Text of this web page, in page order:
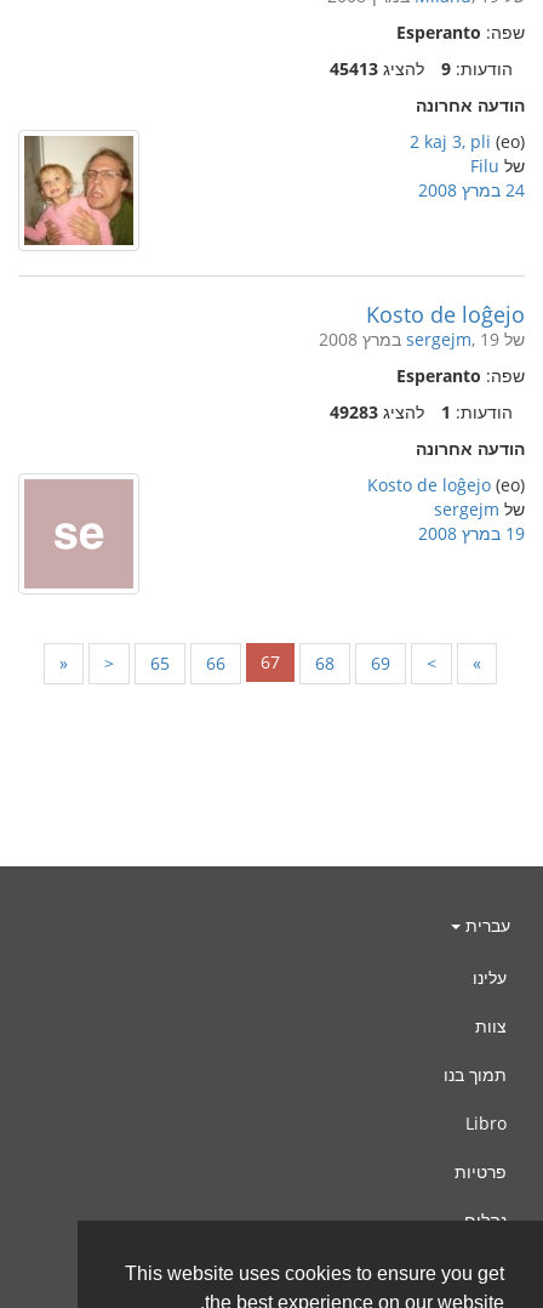
This website uses cookies to ensure you get
the best experience on our website.
שפה: Esperanto
הודעות: 9 להציג 45413
הודעה אחרונה
(eo)
2 kaj 3, pli
של Filu
24 במרץ 2008
Kosto de loĝejo
של sergejm, 19 במרץ 2008
שפה: Esperanto
הודעות: 1 להציג 49283
הודעה אחרונה
(eo)
Kosto de loĝejo
של sergejm
19 במרץ 2008
« < 65 66 67 68 69 > »
עברית
עלינו
צוות
תמוך בנו
Libro
פרטיות
נהלים
צור קשר